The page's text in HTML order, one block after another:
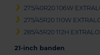
275/40R20 106W
275/45R20 110W
285/45R20 112H
21-inch banden